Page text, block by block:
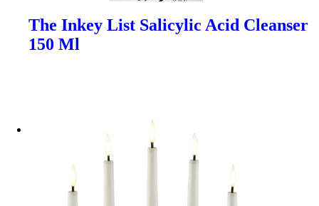
The Inkey List Salicylic Acid Cleanser
150 Ml